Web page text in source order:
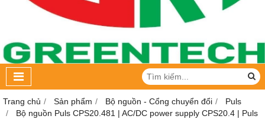
Trang chủ Sản phẩm Bộ nguồn - Cổng chuyển đổi
Puls
Bộ nguồn Puls CPS20.481 | AC/DC power supply CPS20.4 | Puls